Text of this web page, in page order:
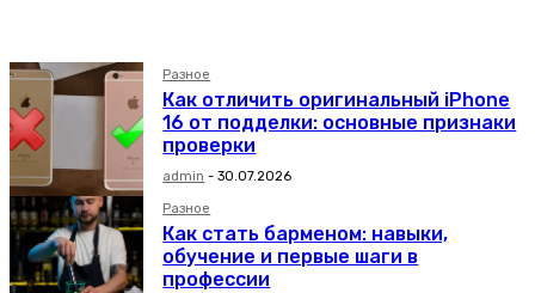
Разное
Как отличить оригинальный iPhone
16 от подделки: основные признаки
проверки
admin - 30.07.2026
Разное
Как стать барменом: навыки,
обучение и первые шаги в
профессии